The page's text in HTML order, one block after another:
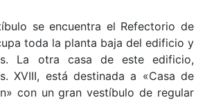
se encuentra el Refectorio de
toda la planta baja del edificio y
La otra casa de este edificio,
XVIII, está destinada a «Casa de
con un gran vestíbulo de regular